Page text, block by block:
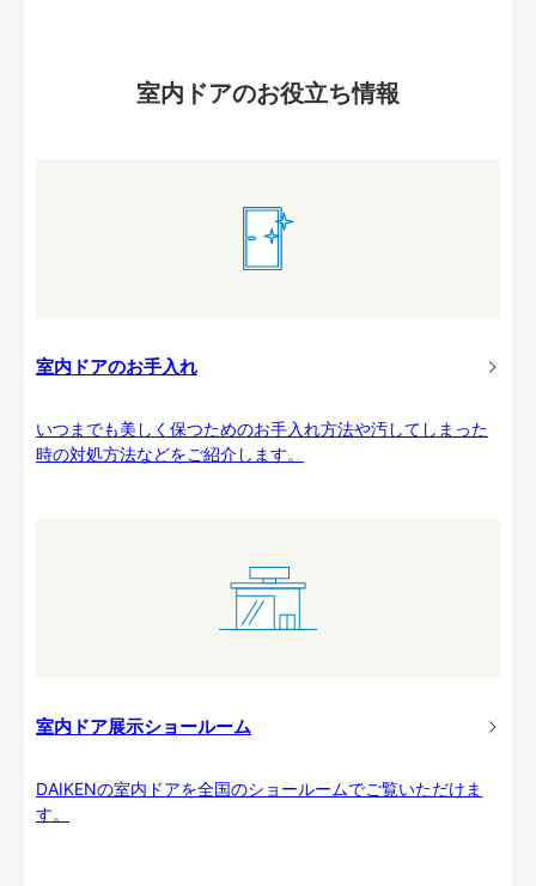
室内ドアのお役立ち情報
室内ドアのお手入れ
いつまでも美しく保つためのお手入れ方法や汚してしまった
時の対処方法などをご紹介します。
室内ドア展示ショールーム
DAIKENの室内ドアを全国のショールームでご覧いただけま
す。